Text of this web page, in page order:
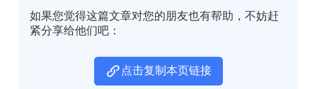
如果您觉得这篇文章对您的朋友也有帮助，不妨赶
紧分享给他们吧：
点击复制本页链接